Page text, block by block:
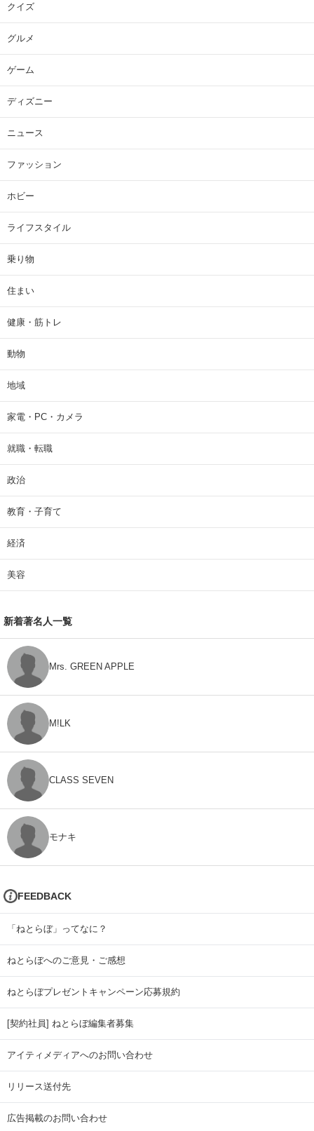
クイズ
グルメ
ゲーム
ディズニー
ニュース
ファッション
ホビー
ライフスタイル
乗り物
住まい
健康・筋トレ
動物
地域
家電・PC・カメラ
就職・転職
政治
教育・子育て
経済
美容
新着著名人一覧
Mrs. GREEN APPLE
M!LK
CLASS SEVEN
モナキ
FEEDBACK
「ねとらぼ」ってなに？
ねとらぼへのご意見・ご感想
ねとらぼプレゼントキャンペーン応募規約
[契約社員] ねとらぼ編集者募集
アイティメディアへのお問い合わせ
リリース送付先
広告掲載のお問い合わせ